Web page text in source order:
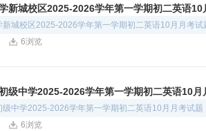
新城校区2025-2026学年第一学期初二英语10
城校区2025-2026学年第一学期初二英语10月月考试
6浏览
级中学2025-2026学年第一学期初二英语10月
中学2025-2026学年第一学期初二英语10月月考试题
6浏览